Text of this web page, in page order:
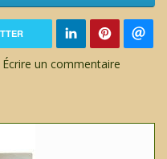
Écrire un commentaire